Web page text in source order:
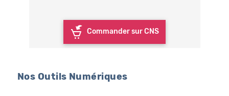
Commander sur CNS
Nos Outils Numériques